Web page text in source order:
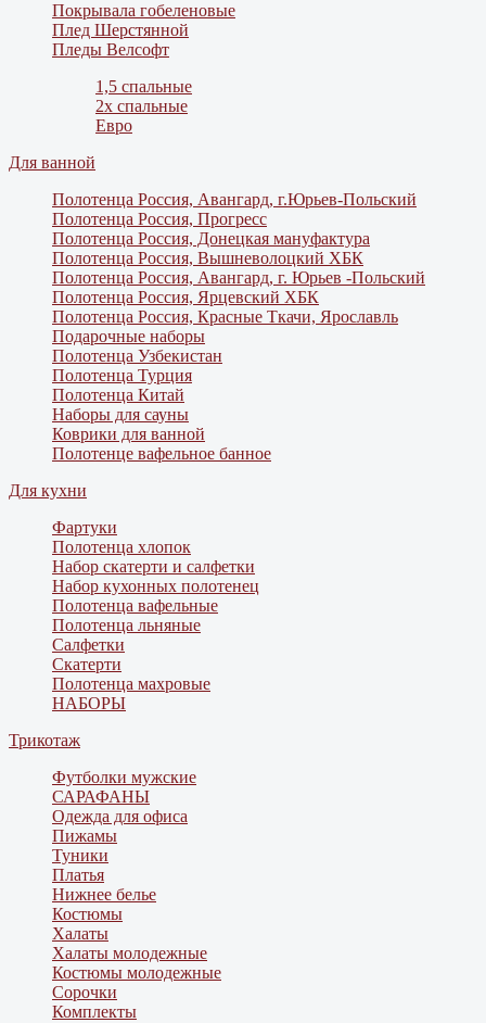
Покрывала гобеленовые
Плед Шерстянной
Пледы Велсофт
1,5 спальные
2х спальные
Евро
Для ванной
Полотенца Россия, Авангард, г.Юрьев-Польский
Полотенца Россия, Прогресс
Полотенца Россия, Донецкая мануфактура
Полотенца Россия, Вышневолоцкий ХБК
Полотенца Россия, Авангард, г. Юрьев -Польский
Полотенца Россия, Ярцевский ХБК
Полотенца Россия, Красные Ткачи, Ярославль
Подарочные наборы
Полотенца Узбекистан
Полотенца Турция
Полотенца Китай
Наборы для сауны
Коврики для ванной
Полотенце вафельное банное
Для кухни
Фартуки
Полотенца хлопок
Набор скатерти и салфетки
Набор кухонных полотенец
Полотенца вафельные
Полотенца льняные
Салфетки
Скатерти
Полотенца махровые
НАБОРЫ
Трикотаж
Футболки мужские
САРАФАНЫ
Одежда для офиса
Пижамы
Туники
Платья
Нижнее белье
Костюмы
Халаты
Халаты молодежные
Костюмы молодежные
Сорочки
Комплекты